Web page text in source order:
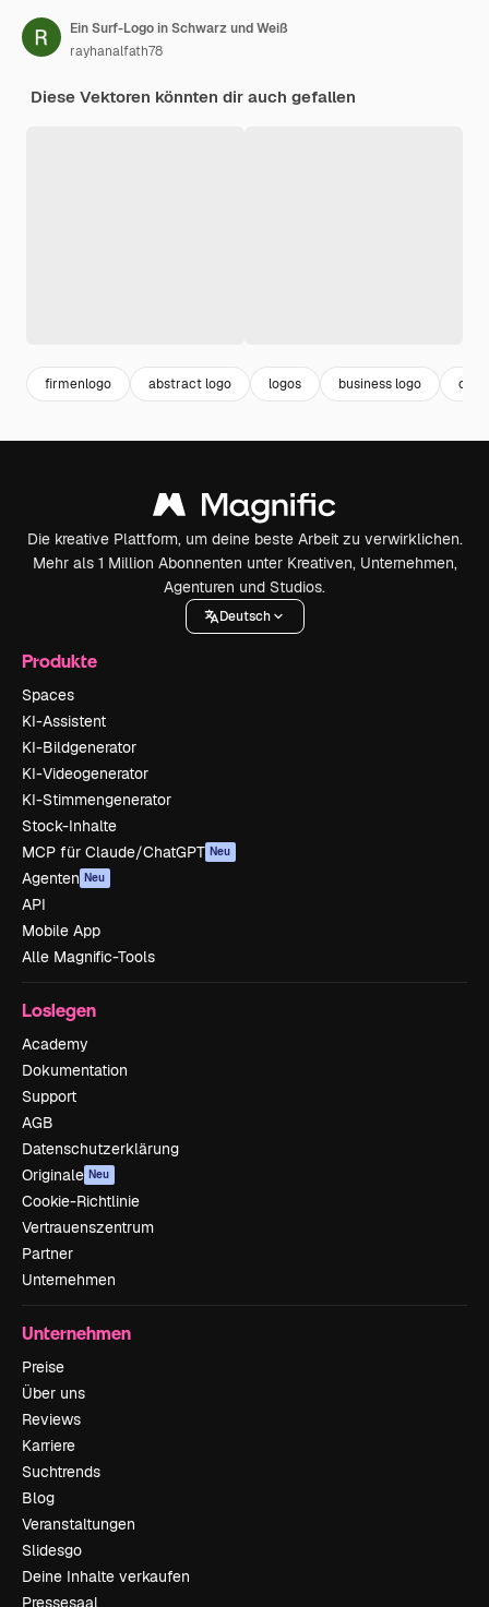
Ein Surf-Logo in Schwarz und Weiß
rayhanalfath78
Diese Vektoren könnten dir auch gefallen
firmenlogo abstract logo logos business logo
Die kreative Plattform, um deine beste Arbeit zu verwirklichen.
Mehr als 1 Million Abonnenten unter Kreativen, Unternehmen,
Agenturen und Studios.
Deutsch
Produkte
Spaces
KI-Assistent
KI-Bildgenerator
KI-Videogenerator
KI-Stimmengenerator
Stock-Inhalte
MCP für Claude/ChatGPT Neu
Agenten Neu
API
Mobile App
Alle Magnific-Tools
Loslegen
Academy
Dokumentation
Support
AGB
Datenschutzerklärung
Originale Neu
Cookie-Richtlinie
Vertrauenszentrum
Partner
Unternehmen
Unternehmen
Preise
Über uns
Reviews
Karriere
Suchtrends
Blog
Veranstaltungen
Slidesgo
Deine Inhalte verkaufen
Pressesaal